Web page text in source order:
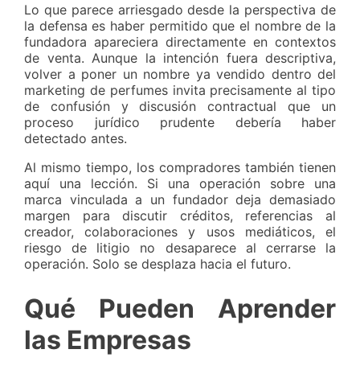
Lo que parece arriesgado desde la perspectiva de
la defensa es haber permitido que el nombre de la
fundadora apareciera directamente en contextos
de venta. Aunque la intención fuera descriptiva,
volver a poner un nombre ya vendido dentro del
marketing de perfumes invita precisamente al tipo
de confusión y discusión contractual que un
proceso jurídico prudente debería haber
detectado antes.
Al mismo tiempo, los compradores también tienen
aquí una lección. Si una operación sobre una
marca vinculada a un fundador deja demasiado
margen para discutir créditos, referencias al
creador, colaboraciones y usos mediáticos, el
riesgo de litigio no desaparece al cerrarse la
operación. Solo se desplaza hacia el futuro.
Qué Pueden Aprender
las Empresas